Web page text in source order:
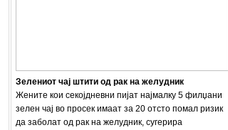
Зелениот чај штити од рак на желудник
Жените кои секојдневни пијат најмалку 5 филџани
зелен чај во просек имаат за 20 отсто помал ризик
да заболат од рак на желудник, сугерира